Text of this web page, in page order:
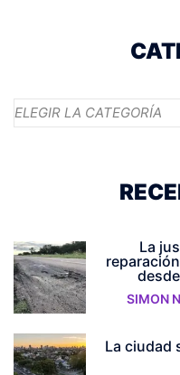
Categorías
La
SIMON
La ciudad